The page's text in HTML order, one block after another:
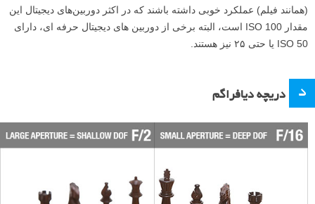
(همانند فیلم) عملکرد خوبی داشته باشند که در اکثر دوربین‌های دیجیتال این
مقدار ISO 100 است، البته برخی از دوربین های دیجیتال حرفه ای، دارای
ISO 50 یا حتی ۲۵ نیز هستند.
د دریچه دیافراگم